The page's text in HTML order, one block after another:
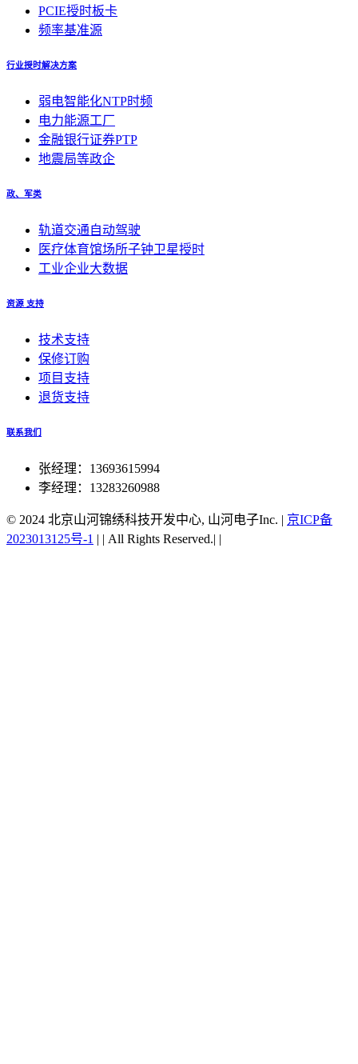
PCIE授时板卡
频率基准源
行业授时解决方案
弱电智能化NTP时频
电力能源工厂
金融银行证券PTP
地震局等政企
政、军类
轨道交通自动驾驶
医疗体育馆场所子钟卫星授时
工业企业大数据
资源 支持
技术支持
保修订购
项目支持
退货支持
联系我们
张经理：13693615994
李经理：13283260988
© 2024 北京山河锦绣科技开发中心, 山河电子Inc. | 京ICP备
2023013125号-1 | | All Rights Reserved.| |